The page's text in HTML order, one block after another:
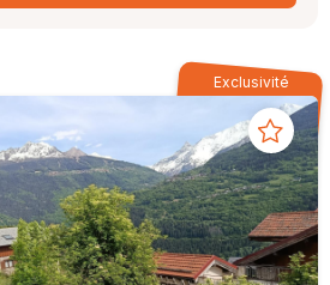
Exclusivité